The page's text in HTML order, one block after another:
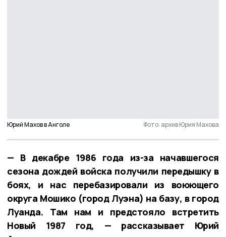
Юрий Махов в Анголе Фото: архив Юрия Махова
— В декабре 1986 года из-за начавшегося
сезона дождей войска получили передышку в
боях, и нас перебазировали из воюющего
округа Мошико (город Луэна) на базу, в город
Луанда. Там нам и предстояло встретить
Новый 1987 год, — рассказывает Юрий